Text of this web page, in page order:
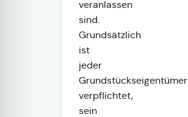
veranlassen
sind.
Grundsätzlich
ist
jeder
Grundstückseigentümer
verpflichtet,
sein